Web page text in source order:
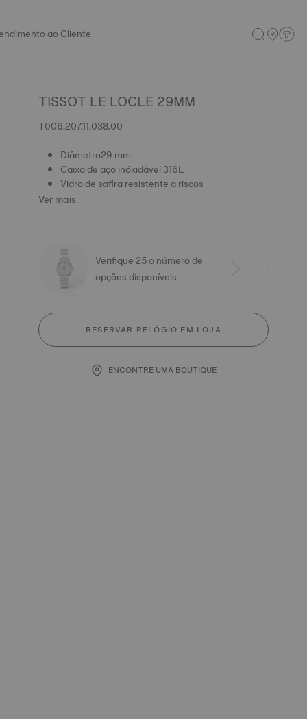
ao Cliente
TISSOT LE LOCLE 29MM
T006.207.11.038.00
Diâmetro29 mm
Caixa de aço inóxidável 316L
Vidro de safira resistente a riscos
Ver mais
Verifique 25 o número de
opções disponíveis
RESERVAR RELÓGIO EM LOJA
ENCONTRE UMA BOUTIQUE